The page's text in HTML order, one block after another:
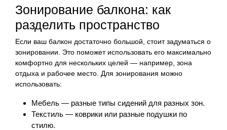
Зонирование балкона: как
разделить пространство
Если ваш балкон достаточно большой, стоит задуматься о
зонировании. Это поможет использовать его максимально
комфортно для нескольких целей — например, зона
отдыха и рабочее место. Для зонирования можно
использовать:
Мебель — разные типы сидений для разных зон.
Текстиль — коврики или разные подушки по
стилю.